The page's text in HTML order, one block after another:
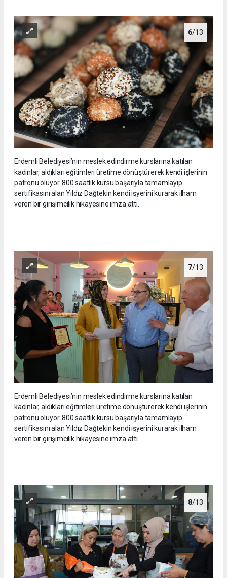
6/13
Erdemli Belediyesi’nin meslek edindirme kurslarına katılan
kadınlar, aldıkları eğitimleri üretime dönüştürerek kendi işlerinin
patronu oluyor. 800 saatlik kursu başarıyla tamamlayıp
sertifikasını alan Yıldız Dağtekin kendi işyerini kurarak ilham
veren bir girişimcilik hikayesine imza attı.
7/13
Erdemli Belediyesi’nin meslek edindirme kurslarına katılan
kadınlar, aldıkları eğitimleri üretime dönüştürerek kendi işlerinin
patronu oluyor. 800 saatlik kursu başarıyla tamamlayıp
sertifikasını alan Yıldız Dağtekin kendi işyerini kurarak ilham
veren bir girişimcilik hikayesine imza attı.
8/13